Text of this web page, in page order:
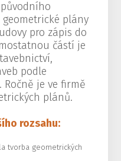
plány
pro zápis do
částí je
podle
Ročně je ve firmě
plánů.
rozsahu:
tvorba geometrických